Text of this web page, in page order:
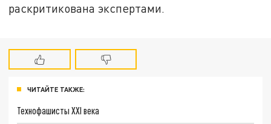
раскритикована экспертами.
ЧИТАЙТЕ ТАКЖЕ:
Технофашисты XXI века